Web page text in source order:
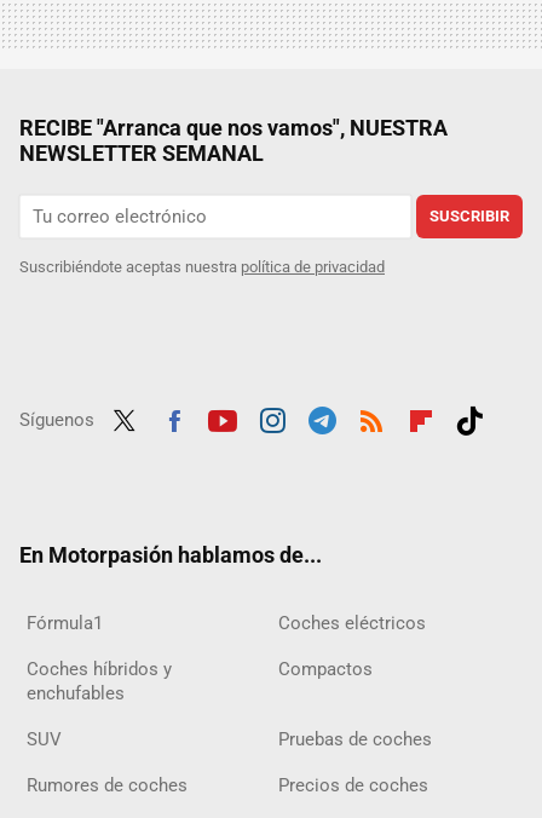
RECIBE "Arranca que nos vamos", NUESTRA
NEWSLETTER SEMANAL
SUSCRIBIR
Suscribiéndote aceptas nuestra política de privacidad
Síguenos
En Motorpasión hablamos de...
Fórmula1 Coches eléctricos
Coches híbridos y
enchufables
Compactos
SUV Pruebas de coches
Rumores de coches Precios de coches